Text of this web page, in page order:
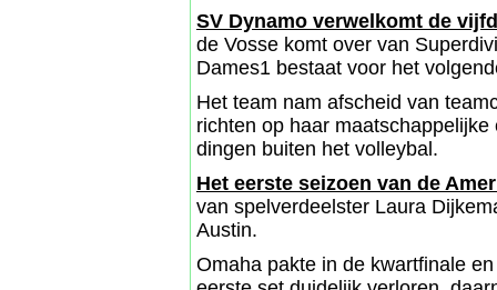
SV Dynamo verwelkomt de
de Vosse komt over van
Dames1 bestaat voor het
Het team nam afscheid van
richten op haar
dingen buiten het volleybal.
Het eerste seizoen van de
van spelverdeelster Laura
Austin.
Omaha pakte in de kwartfinale